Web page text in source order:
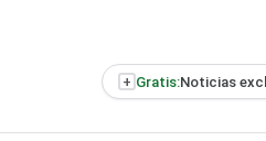
+ Gratis:Noticias